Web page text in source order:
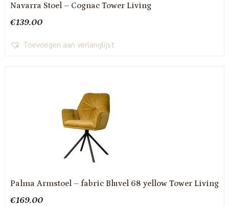
Navarra Stoel – Cognac Tower Living
€139.00
Toevoegen aan verlanglijst
Palma Armstoel – fabric Bluvel 68 yellow Tower Living
€169.00